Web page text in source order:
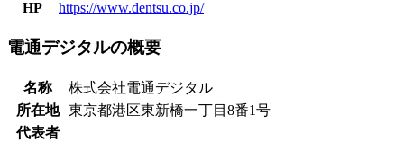
HP https://www.dentsu.co.jp/
電通デジタルの概要
名称
株式会社電通デジタル
所在地
東京都港区東新橋一丁目8番1号
代表者